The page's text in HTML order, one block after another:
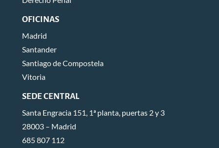
OFICINAS
Madrid
Santander
Santiago de Compostela
Vitoria
SEDE CENTRAL
Santa Engracia 151, 1ª planta, puertas 2 y 3
28003 – Madrid
685 807 112